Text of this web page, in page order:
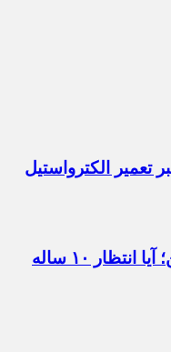
تعمیر الکترواستیل
حساب مسکن جوانان زیر ذره‌بین؛ آیا انتظار ۱۰ ساله